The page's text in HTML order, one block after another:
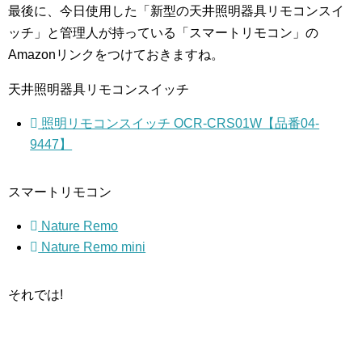
最後に、今日使用した「新型の天井照明器具リモコンスイ
ッチ」と管理人が持っている「スマートリモコン」の
Amazonリンクをつけておきますね。
天井照明器具リモコンスイッチ
照明リモコンスイッチ OCR-CRS01W【品番04-
9447】
スマートリモコン
Nature Remo
Nature Remo mini
それでは!